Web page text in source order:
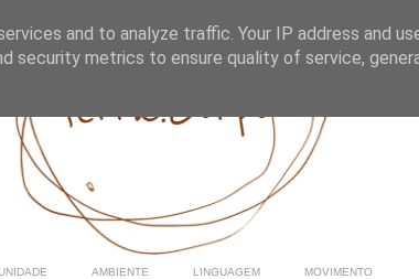
AMBIENTE LINGUAGEM MOVIMENTO
and to analyze traffic. Your IP address and
security metrics to ensure quality of service,